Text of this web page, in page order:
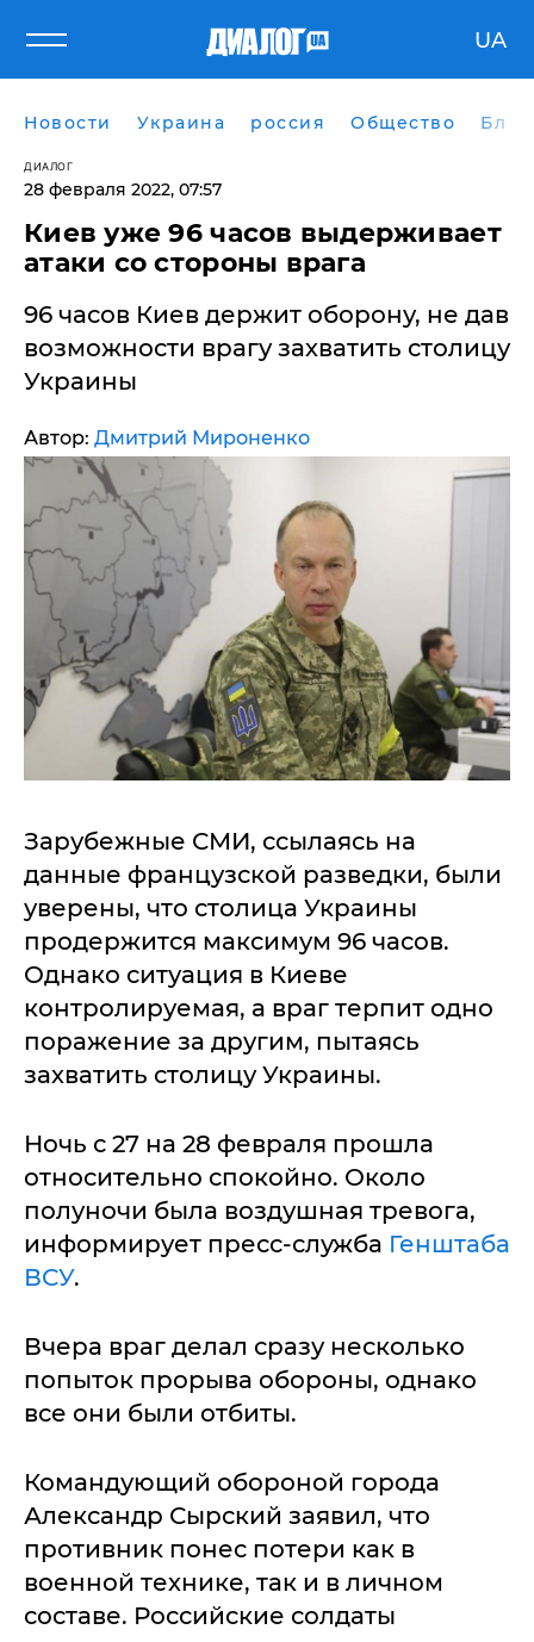
UA
Новости Украина россия Общество
ДИАЛОГ
28 февраля 2022, 07:57
​Киев уже 96 часов выдерживает
атаки со стороны врага
96 часов Киев держит оборону, не дав
возможности врагу захватить столицу
Украины
Автор: Дмитрий Мироненко
Зарубежные СМИ, ссылаясь на
данные французской разведки, были
уверены, что столица Украины
продержится максимум 96 часов.
Однако ситуация в Киеве
контролируемая, а враг терпит одно
поражение за другим, пытаясь
захватить столицу Украины.
Ночь с 27 на 28 февраля прошла
относительно спокойно. Около
полуночи была воздушная тревога,
информирует пресс-служба Генштаба
ВСУ.
Вчера враг делал сразу несколько
попыток прорыва обороны, однако
все они были отбиты.
Командующий обороной города
Александр Сырский заявил, что
противник понес потери как в
военной технике, так и в личном
составе. Российские солдаты